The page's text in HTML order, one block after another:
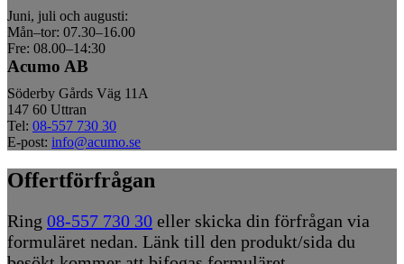
Juni, juli och augusti:
Mån–tor: 07.30–16.00
Fre: 08.00–14:30
Acumo AB
Söderby Gårds Väg 11A
147 60 Uttran
Tel: 08-557 730 30
E-post: info@acumo.se
Offertförfrågan
Ring 08-557 730 30 eller skicka din förfrågan via
formuläret nedan. Länk till den produkt/sida du